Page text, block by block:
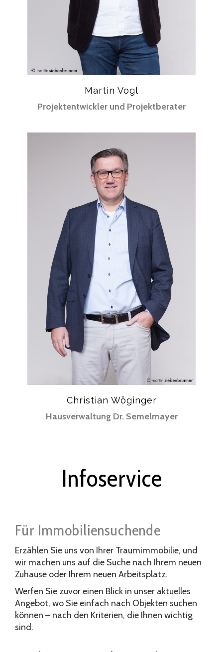
Martin Vogl
Projektentwickler und Projektberater
Christian Wöginger
Hausverwaltung Dr. Semelmayer
Infoservice
Für Immobiliensuchende
Erzählen Sie uns von Ihrer Traumimmobilie, und
wir machen uns auf die Suche nach Ihrem neuen
Zuhause oder Ihrem neuen Arbeitsplatz.
Werfen Sie zuvor einen Blick in unser aktuelles
Angebot, wo Sie einfach nach Objekten suchen
können – nach den Kriterien, die Ihnen wichtig
sind.